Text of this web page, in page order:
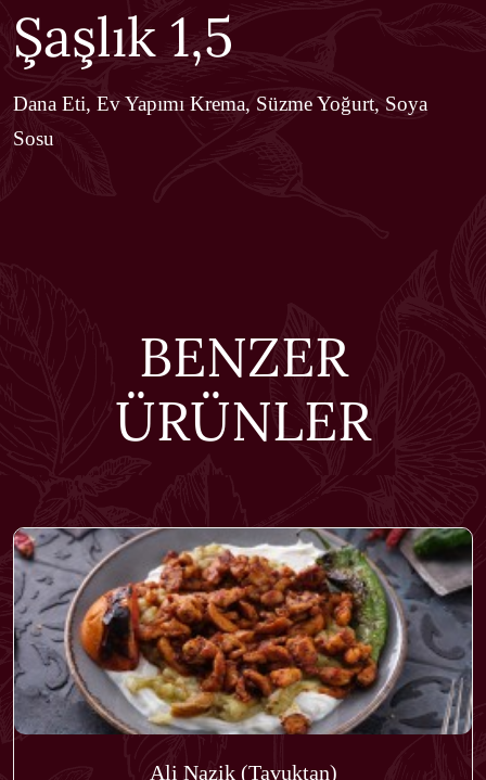
Şaşlık 1,5
Dana Eti, Ev Yapımı Krema, Süzme Yoğurt, Soya
Sosu
BENZER
ÜRÜNLER
Ali Nazik (Tavuktan)